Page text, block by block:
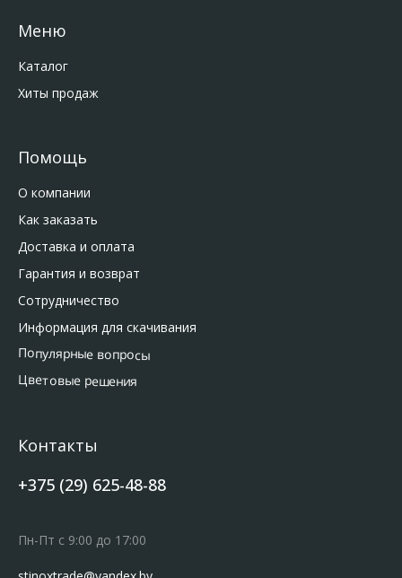
+375 (29) 625-48-88
Каталог
Хиты продаж
О компании
Доставка и оплата
Гарантия и возврат
Сотрудничество
Информация для скачивания
Популярные вопросы
Как заказать
Пн-Пт с 9:00 до 17:00
Меню
Помощь
Контакты
Цветовые решения